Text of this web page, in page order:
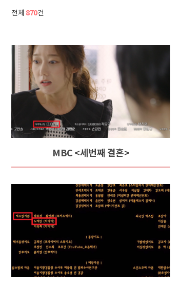
전체 870건
MBC <세번째 결혼>